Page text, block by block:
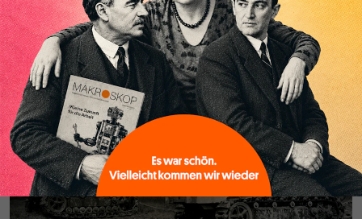
freihändlerische Tradition haben: Das lässt sich anhand
eines einfachen Modells erklären. Aber ist das auch
zulässig?